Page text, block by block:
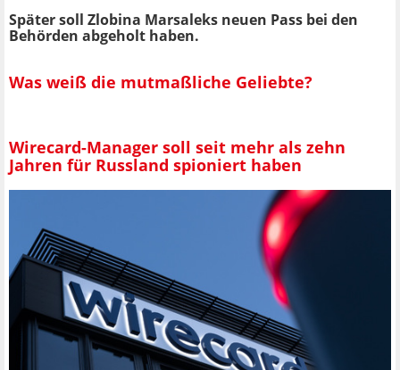
Später soll Zlobina Marsaleks neuen Pass bei den
Behörden abgeholt haben.
Was weiß die mutmaßliche Geliebte?
Wirecard-Manager soll seit mehr als zehn
Jahren für Russland spioniert haben